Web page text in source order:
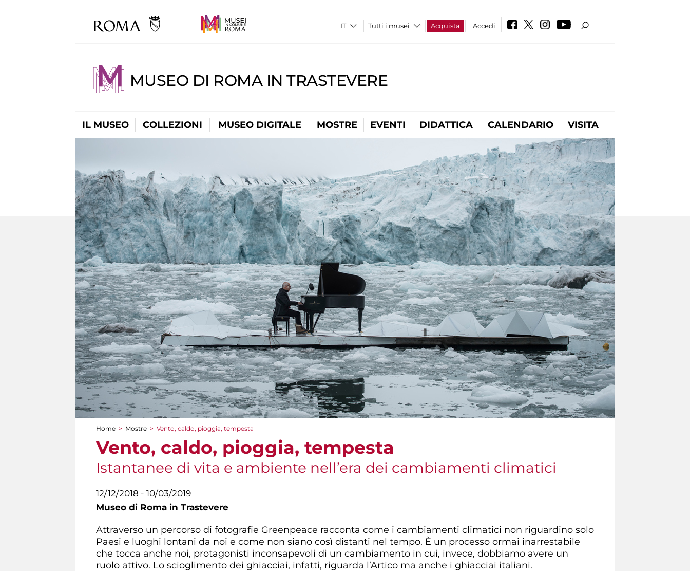
Tutti i musei Acquista Accedi
MUSEO DI ROMA IN TRASTEVERE
IL MUSEO COLLEZIONI MUSEO DIGITALE MOSTRE EVENTI DIDATTICA CALENDARIO VISITA
Tu sei qui
Home > Mostre > Vento, caldo, pioggia, tempesta
Vento, caldo, pioggia, tempesta
Istantanee di vita e ambiente nell’era dei cambiamenti climatici
12/12/2018 - 10/03/2019
Museo di Roma in Trastevere
Attraverso un percorso di fotografie Greenpeace racconta come i cambiamenti climatici non riguardino solo
Paesi e luoghi lontani da noi e come non siano così distanti nel tempo. È un processo ormai inarrestabile
che tocca anche noi, protagonisti inconsapevoli di un cambiamento in cui, invece, dobbiamo avere un
ruolo attivo. Lo scioglimento dei ghiacciai, infatti, riguarda l’Artico ma anche i ghiacciai italiani.